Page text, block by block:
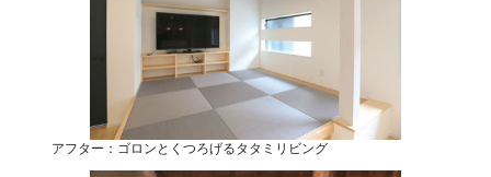
アフター：ゴロンとくつろげるタタミリビング